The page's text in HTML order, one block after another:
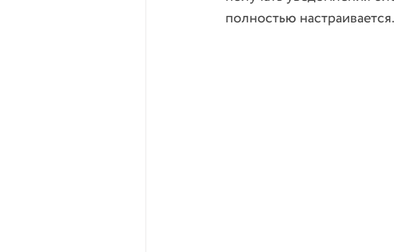
полностью настраивается.